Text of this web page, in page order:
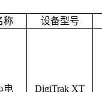
称
设备型号
电 DigiTrak XT